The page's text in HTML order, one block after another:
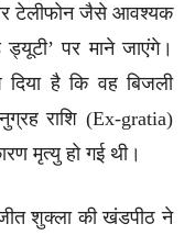
और टेलीफोन जैसे आवश्यक
ड्यूटी’ पर माने जाएंगे।
दिया है कि वह बिजली
राशि (Ex-gratia)
मृत्यु हो गई थी।
शुक्ला की खंडपीठ ने